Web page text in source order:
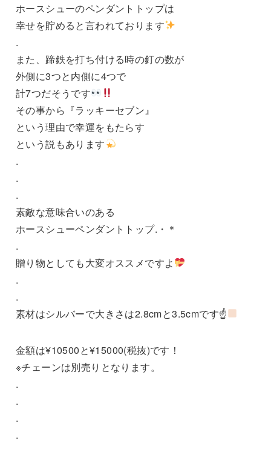
ホースシューのペンダントトップは
幸せを貯めると言われております
.
また、蹄鉄を打ち付ける時の釘の数が
外側に3つと内側に4つで
計7つだそうです
その事から『ラッキーセブン』
という理由で幸運をもたらす
という説もあります
.
.
.
素敵な意味合いのある
ホースシューペンダントトップ.・＊
.
贈り物としても大変オススメですよ
.
.
素材はシルバーで大きさは2.8cmと3.5cmです☝
金額は¥10500と¥15000(税抜)です！
※チェーンは別売りとなります。
.
.
.
.